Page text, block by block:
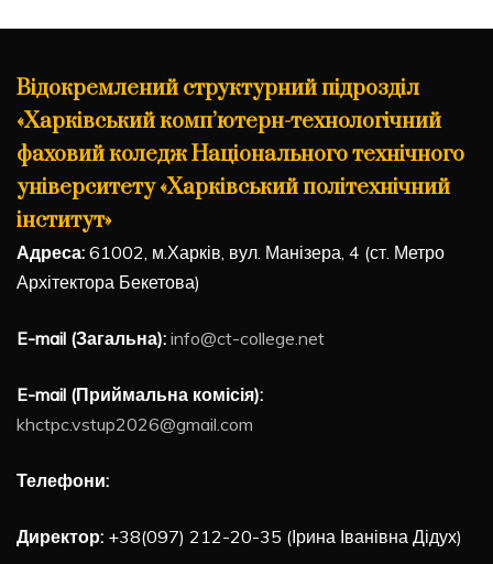
Відокремлений структурний підрозділ
«Харківський комп’ютерн-технологічний
фаховий коледж Національного технічного
університету «Харківський політехнічний
інститут»
Адреса: 61002, м.Харків, вул. Манізера, 4 (ст. Метро
Архітектора Бекетова)
E-mail (Загальна): info@ct-college.net
E-mail (Приймальна комісія):
khctpc.vstup2026@gmail.com
Телефони:
Директор: +38(097) 212-20-35 (Ірина Іванівна Дідух)